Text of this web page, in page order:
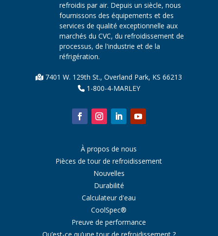
refroidis par air. Depuis un siècle, nous
fournissons des équipements et des
services de qualité exceptionnelle aux
marchés du CVC, du refroidissement de
processus, de l'industrie et de la
réfrigération.
7401 W. 129th St., Overland Park, KS 66213
1-800-4-MARLEY
À propos de nous
Pièces de tour de refroidissement
Nouvelles
Durabilité
Calculateur d'eau
CoolSpec®
Preuve de performance